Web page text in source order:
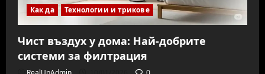
Как да Технологии и трикове
Чист въздух у дома: Най-добрите
системи за филтрация